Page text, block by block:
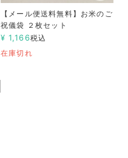
【メール便送料無料】お米のご
祝儀袋 ２枚セット
¥ 1,166税込
在庫切れ